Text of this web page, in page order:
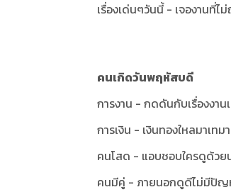
เรื่องเด่นๆวันนี้ - เจองานที่ไ
คนเกิดวันพฤหัสบดี
การงาน - กดดันกับเรื่องงา
การเงิน - เงินทองใหลมาเทม
คนโสด - แอบชอบใครดูด้วย
คนมีคู่ - ภายนอกดูดีไม่มีปัญ